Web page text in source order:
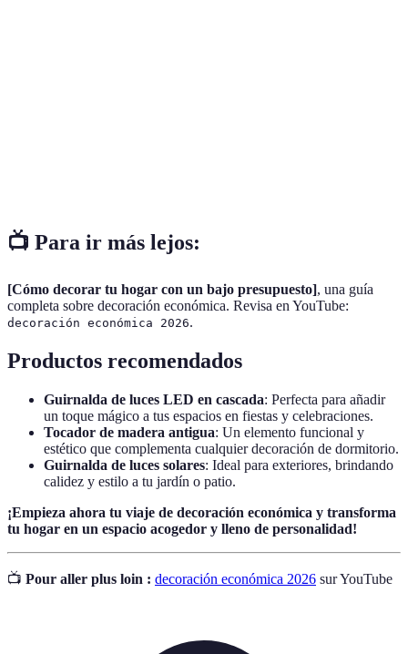
📺 Para ir más lejos:
[Cómo decorar tu hogar con un bajo presupuesto], una guía
completa sobre decoración económica. Revisa en YouTube:
decoración económica 2026.
Productos recomendados
Guirnalda de luces LED en cascada: Perfecta para añadir
un toque mágico a tus espacios en fiestas y celebraciones.
Tocador de madera antigua: Un elemento funcional y
estético que complementa cualquier decoración de dormitorio.
Guirnalda de luces solares: Ideal para exteriores, brindando
calidez y estilo a tu jardín o patio.
¡Empieza ahora tu viaje de decoración económica y transforma
tu hogar en un espacio acogedor y lleno de personalidad!
📺 Pour aller plus loin : decoración económica 2026 sur YouTube